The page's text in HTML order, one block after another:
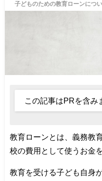
子どものための教育ローンにつ
この記事はPRを含み
教育ローンとは、義務教
校の費用として使うお金
教育を受ける子ども自身